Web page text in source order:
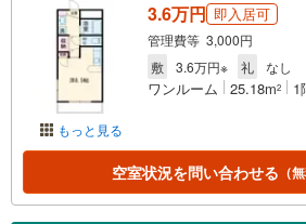
もっと見る
3.6万円 即入居可
管理費等 3,000円
敷
3.6万円※ 礼 なし
ワンルーム 25.18m2 1
空室状況を問い合わせる （